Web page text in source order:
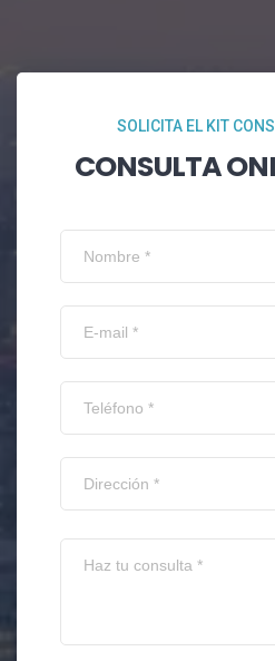
SOLICITA EL KIT
CONSULTA